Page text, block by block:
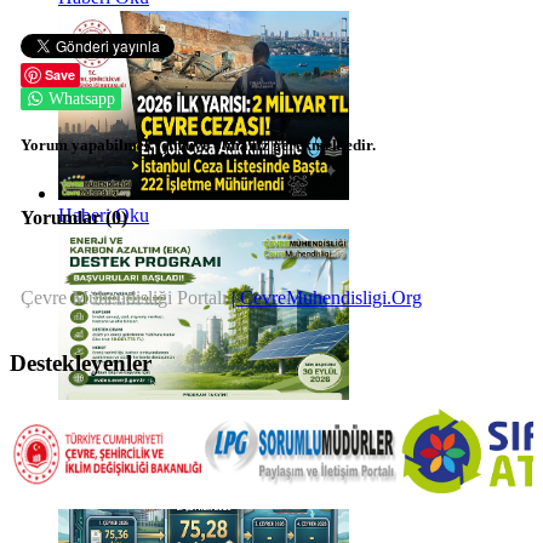
Haberi Oku
Haberi Oku
Save
Whatsapp
Yorum yapabilmek için üye olmanız gerekmektedir.
Yorumlar (0)
Çevre Mühendisliği Portalı| CevreMuhendisligi.Org
Destekleyenler